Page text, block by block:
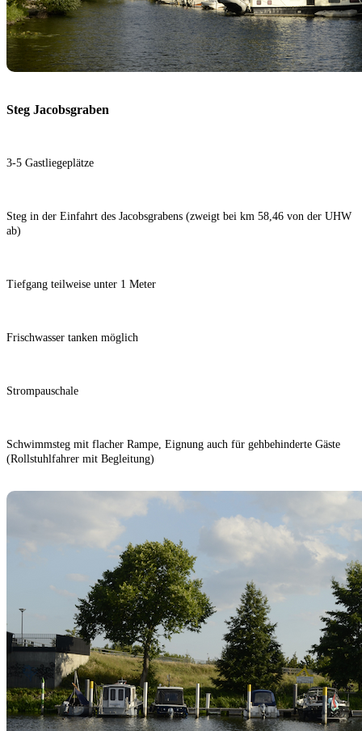
Steg Jacobsgraben
3-5 Gastliegeplätze
Steg in der Einfahrt des Jacobsgrabens (zweigt bei km 58,46 von der UHW
ab)
Tiefgang teilweise unter 1 Meter
Frischwasser tanken möglich
Strompauschale
Schwimmsteg mit flacher Rampe, Eignung auch für gehbehinderte Gäste
(Rollstuhlfahrer mit Begleitung)